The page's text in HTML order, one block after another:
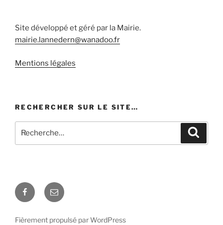
Site développé et géré par la Mairie.
mairie.lannedern@wanadoo.fr
Mentions légales
RECHERCHER SUR LE SITE…
pour
Facebook
E-
mail
Fièrement propulsé par WordPress